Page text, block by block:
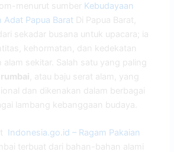
menurut sumber Kebudayaan
Adat Papua Barat Di Papua Barat,
sekadar busana untuk upacara; ia
kehormatan, dan kedekatan
alam sekitar. Salah satu yang paling
, atau baju serat alam, yang
dan dikenakan dalam berbagai
lambang kebanggaan budaya.
Indonesia.go.id – Ragam Pakaian
terbuat dari bahan-bahan alami